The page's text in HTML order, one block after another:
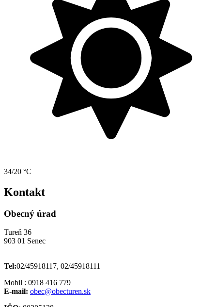
34/20 °C
Kontakt
Obecný úrad
Tureň 36
903 01 Senec
Tel:02/45918117, 02/45918111
Mobil : 0918 416 779
E-mail: obec@obecturen.sk